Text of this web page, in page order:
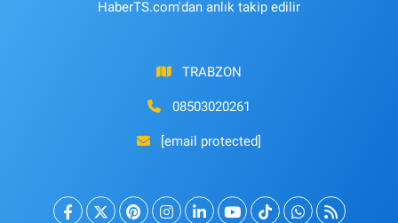
HaberTS.com'dan anlık takip edilir
TRABZON
08503020261
[email protected]